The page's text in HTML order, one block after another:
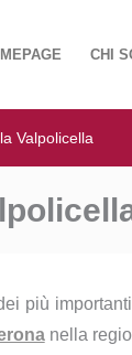
CHI
Valpolicella
più importanti
nella